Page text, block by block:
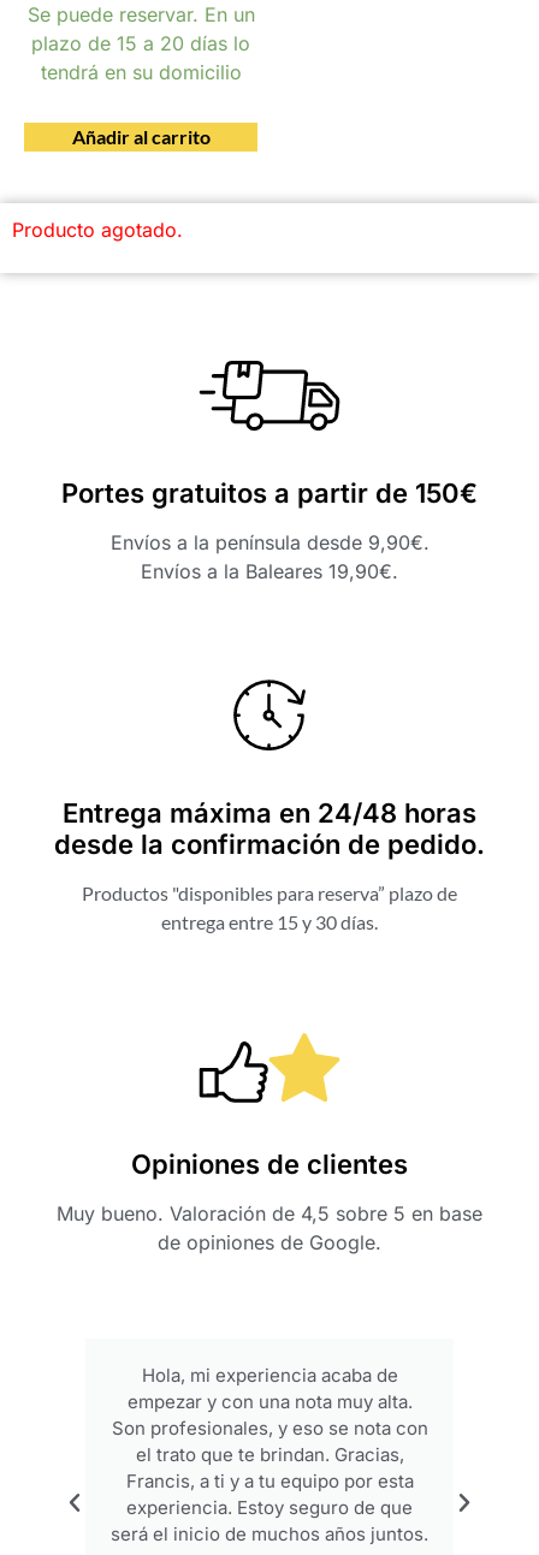
Se puede reservar. En un
plazo de 15 a 20 días lo
tendrá en su domicilio
Añadir al carrito
Producto agotado.
Portes gratuitos a partir de 150€
Envíos a la península desde 9,90€.
Envíos a la Baleares 19,90€.
Entrega máxima en 24/48 horas
desde la confirmación de pedido.
Productos "disponibles para reserva” plazo de
entrega entre 15 y 30 días.
Opiniones de clientes
Muy bueno. Valoración de 4,5 sobre 5 en base
de opiniones de Google.
Hola, mi experiencia acaba de
empezar y con una nota muy alta.
Son profesionales, y eso se nota con
el trato que te brindan. Gracias,
Francis, a ti y a tu equipo por esta
experiencia. Estoy seguro de que
será el inicio de muchos años juntos.